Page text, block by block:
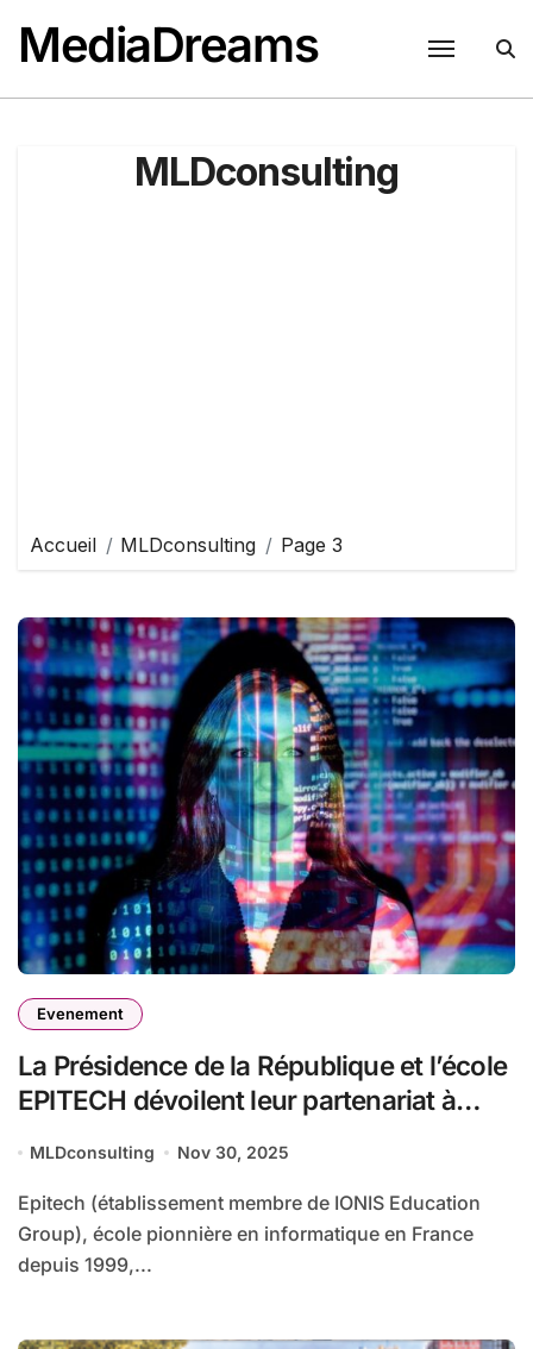
contenu
MediaDreams
MLDconsulting
Accueil MLDconsulting Page 3
Evenement
La Présidence de la République et l’école
EPITECH dévoilent leur partenariat à
national en IA dédié à l’optimisation de la
stratégie vaccinale
MLDconsulting Nov 30, 2025
Epitech (établissement membre de IONIS Education
Group), école pionnière en informatique en France
depuis 1999,...